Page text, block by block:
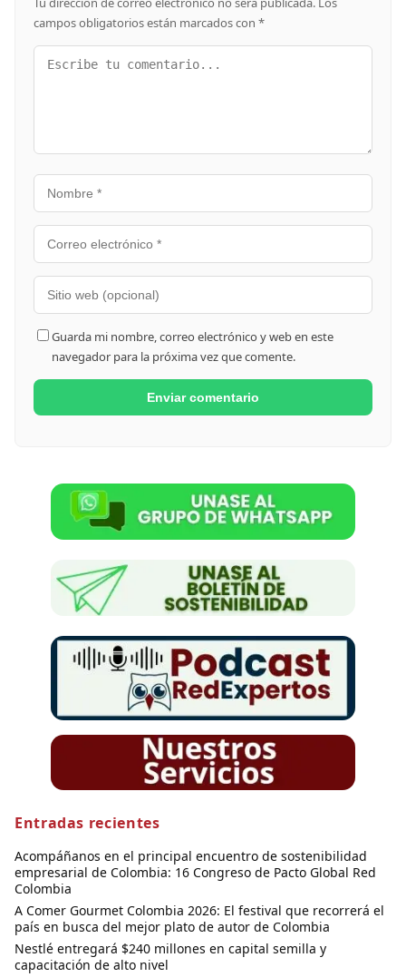
campos obligatorios están marcados con *
Guarda mi nombre, correo electrónico y web en este
navegador para la próxima vez que comente.
Entradas recientes
Acompáñanos en el principal encuentro de sostenibilidad
empresarial de Colombia: 16 Congreso de Pacto Global Red
Colombia
A Comer Gourmet Colombia 2026: El festival que recorrerá el
país en busca del mejor plato de autor de Colombia
Nestlé entregará $240 millones en capital semilla y
capacitación de alto nivel